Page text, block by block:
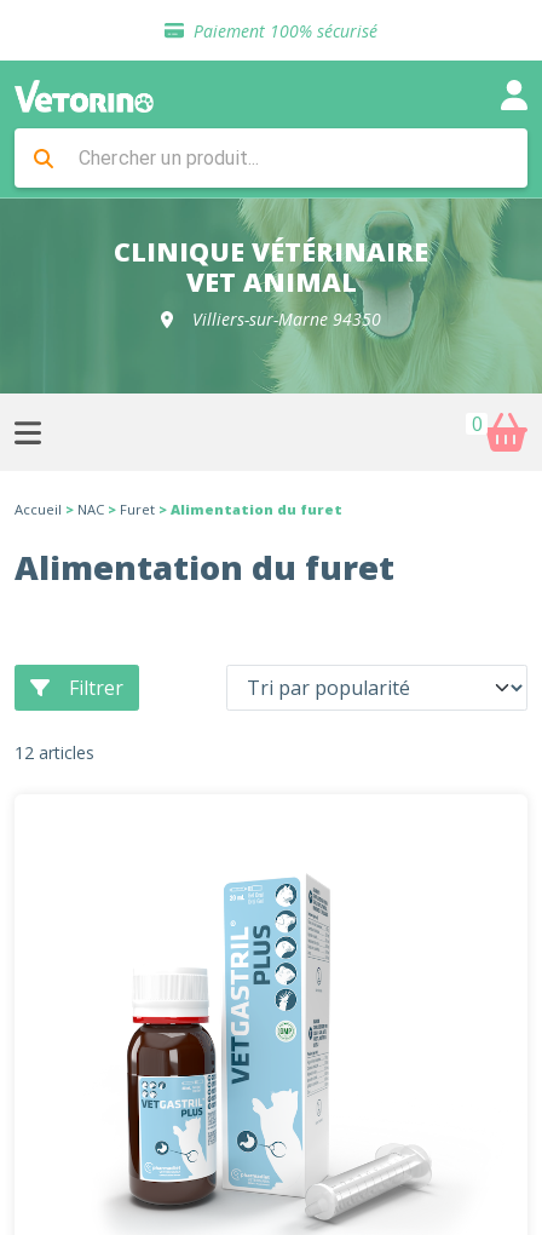
Paiement 100% sécurisé
Livraison gratuite en clinique vétérinaire
Sélection de croquettes vétérinaire
Livraison gratuite en clinique vétérinaire
Retour gratuit en clinique
Sélection de croquettes vétérinaire
CLINIQUE VÉTÉRINAIRE
VET ANIMAL
Villiers-sur-Marne 94350
0
Accueil > NAC > Furet > Alimentation du furet
Alimentation du furet
Filtrer
12 articles